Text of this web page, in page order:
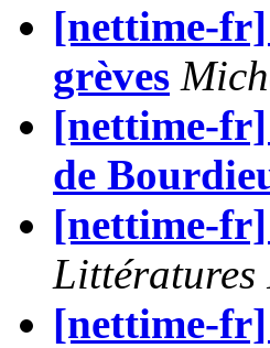
[nettime-
grèves
[nettime-
de
[nettime-
Littératures
[nettime-